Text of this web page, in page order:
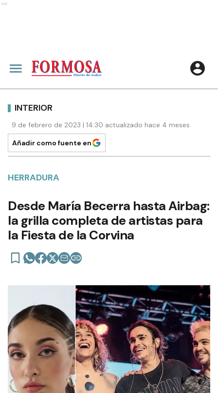
Ads
INTERIOR
9 de febrero de 2023 | 14:30 actualizado hace 4 meses
Añadir como fuente en
HERRADURA
Desde María Becerra hasta Airbag:
la grilla completa de artistas para
la Fiesta de la Corvina